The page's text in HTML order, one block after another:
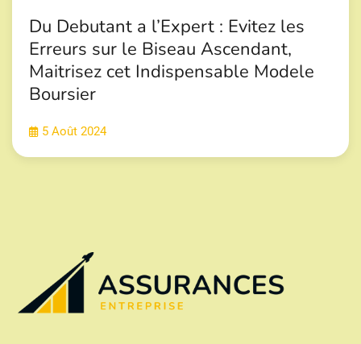
Du Debutant a l’Expert : Evitez les
Erreurs sur le Biseau Ascendant,
Maitrisez cet Indispensable Modele
Boursier
5 Août 2024